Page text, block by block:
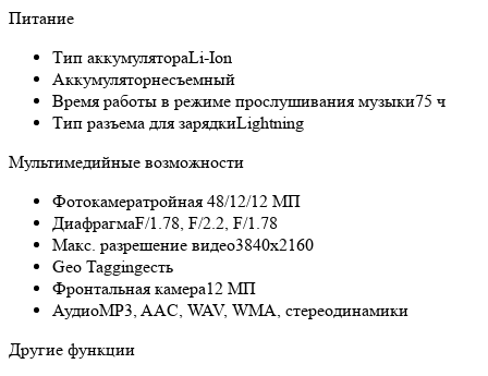
Питание
Тип аккумулятораLi-Ion
Аккумуляторнесъемный
Время работы в режиме прослушивания музыки75 ч
Тип разъема для зарядкиLightning
Мультимедийные возможности
Фотокамератройная 48/12/12 МП
ДиафрагмаF/1.78, F/2.2, F/1.78
Макс. разрешение видео3840x2160
Geo Taggingесть
Фронтальная камера12 МП
АудиоMP3, AAC, WAV, WMA, стереодинамики
Другие функции